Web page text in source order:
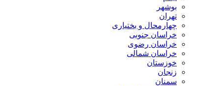
بوشهر
تهران
چهارمحال و بختیاری
خراسان جنوبی
خراسان رضوی
خراسان شمالی
خوزستان
زنجان
سمنان